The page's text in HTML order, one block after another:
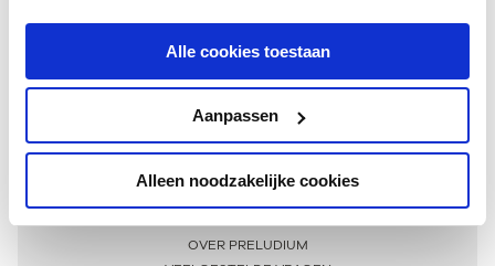
Alle cookies toestaan
Aanpassen
Alleen noodzakelijke cookies
Meer informatie
OVER PRELUDIUM